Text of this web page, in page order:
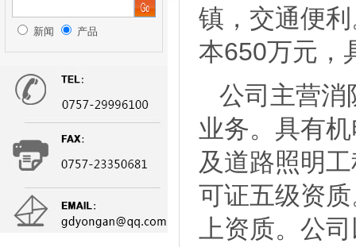
新闻 产品
镇，交通便
本650万元，
公司主营消
业务。具有
及道路照明
可证五级资
上资质。公